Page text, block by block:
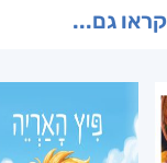
גם...